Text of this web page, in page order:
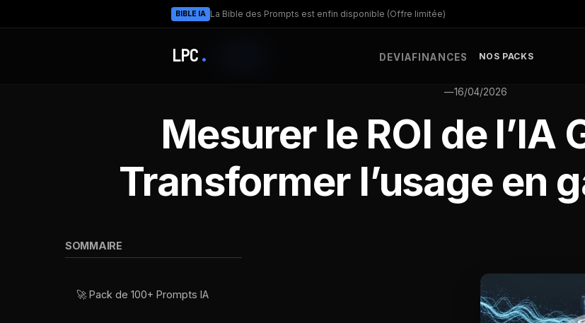
BIBLE IA La Bible des Prompts est enfin disponible (Offre limitée)
LPC . DEVIAFINANCES NOS PACKS
—16/04/2026
Mesurer le ROI de l’IA
Transformer l’usage en
SOMMAIRE
🚀 Pack de 100+ Prompts IA